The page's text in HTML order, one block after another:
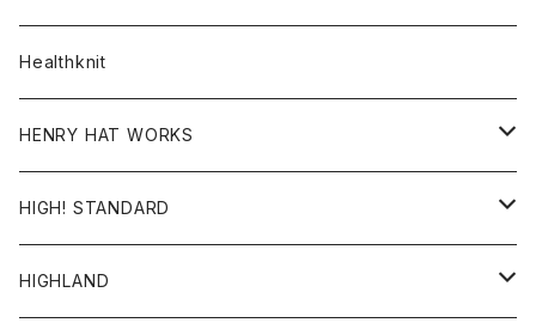
コート
パンツ
Healthknit
HENRY HAT WORKS
帽子
HIGH! STANDARD
アウター
HIGHLAND